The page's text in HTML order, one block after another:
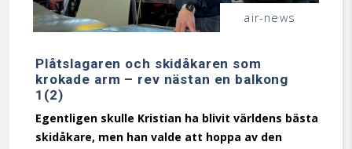
air-news
Plåtslagaren och skidåkaren som
krokade arm – rev nästan en balkong
1(2)
Egentligen skulle Kristian ha blivit världens bästa
skidåkare, men han valde att hoppa av den